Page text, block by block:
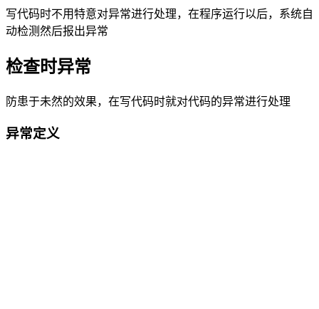
写代码时不用特意对异常进行处理，在程序运行以后，系统自
动检测然后报出异常
检查时异常
防患于未然的效果，在写代码时就对代码的异常进行处理
异常定义